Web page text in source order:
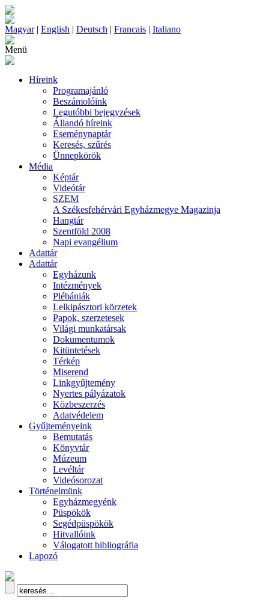
Magyar| English | Deutsch | Francais | Italiano
Menü
Híreink
Programajánló
Beszámolóink
Legutóbbi bejegyzések
Állandó híreink
Eseménynaptár
Keresés, szűrés
Ünnepkörök
Média
Képtár
Videótár
SZEM
A Székesfehérvári Egyházmegye Magazinja
Hangtár
Szentföld 2008
Napi evangélium
Adattár
Adattár
Egyházunk
Intézmények
Plébániák
Lelkipásztori körzetek
Papok, szerzetesek
Világi munkatársak
Dokumentumok
Kitüntetések
Térkép
Miserend
Linkgyűjtemény
Nyertes pályázatok
Közbeszerzés
Adatvédelem
Gyűjteményeink
Bemutatás
Könyvtár
Múzeum
Levéltár
Videósorozat
Történelmünk
Egyházmegyénk
Püspökök
Segédpüspökök
Hitvallóink
Válogatott bibliográfia
Lapozó